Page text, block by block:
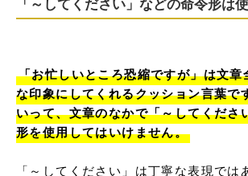
「お忙しいところ恐縮ですが」は文
な印象にしてくれるクッション言葉で
いって、文章のなかで「～してくださ
形を使用してはいけません。
「～してください」は丁寧な表現では